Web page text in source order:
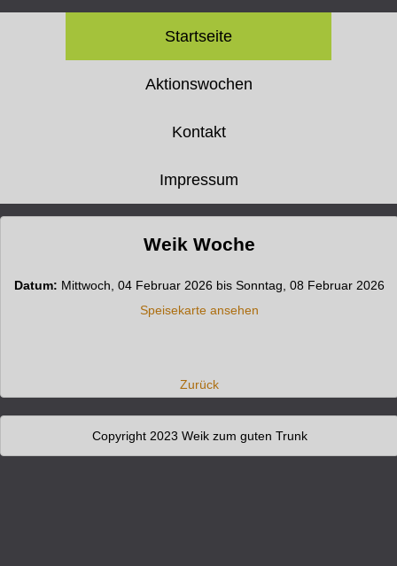
Startseite
Aktionswochen
Kontakt
Impressum
Weik Woche
Datum: Mittwoch, 04 Februar 2026 bis Sonntag, 08 Februar 2026
Speisekarte ansehen
Zurück
Copyright 2023 Weik zum guten Trunk